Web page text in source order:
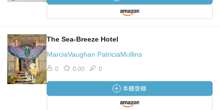
The Sea-Breeze Hotel
MarciaVaughan PatriciaMullins
0 0.00 0